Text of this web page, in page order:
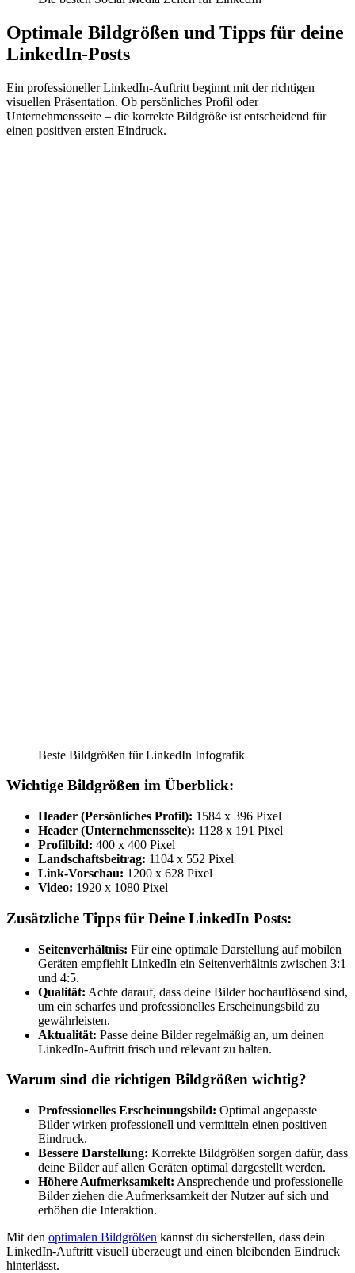
Optimale Bildgrößen und Tipps für deine
LinkedIn-Posts
Ein professioneller LinkedIn-Auftritt beginnt mit der richtigen
visuellen Präsentation. Ob persönliches Profil oder
Unternehmensseite – die korrekte Bildgröße ist entscheidend für
einen positiven ersten Eindruck.
Beste Bildgrößen für LinkedIn Infografik
Wichtige Bildgrößen im Überblick:
Header (Persönliches Profil): 1584 x 396 Pixel
Header (Unternehmensseite): 1128 x 191 Pixel
Profilbild: 400 x 400 Pixel
Landschaftsbeitrag: 1104 x 552 Pixel
Link-Vorschau: 1200 x 628 Pixel
Video: 1920 x 1080 Pixel
Zusätzliche Tipps für Deine LinkedIn Posts:
Seitenverhältnis: Für eine optimale Darstellung auf mobilen
Geräten empfiehlt LinkedIn ein Seitenverhältnis zwischen 3:1
und 4:5.
Qualität: Achte darauf, dass deine Bilder hochauflösend sind,
um ein scharfes und professionelles Erscheinungsbild zu
gewährleisten.
Aktualität: Passe deine Bilder regelmäßig an, um deinen
LinkedIn-Auftritt frisch und relevant zu halten.
Warum sind die richtigen Bildgrößen wichtig?
Professionelles Erscheinungsbild: Optimal angepasste
Bilder wirken professionell und vermitteln einen positiven
Eindruck.
Bessere Darstellung: Korrekte Bildgrößen sorgen dafür, dass
deine Bilder auf allen Geräten optimal dargestellt werden.
Höhere Aufmerksamkeit: Ansprechende und professionelle
Bilder ziehen die Aufmerksamkeit der Nutzer auf sich und
erhöhen die Interaktion.
Mit den optimalen Bildgrößen kannst du sicherstellen, dass dein
LinkedIn-Auftritt visuell überzeugt und einen bleibenden Eindruck
hinterlässt.